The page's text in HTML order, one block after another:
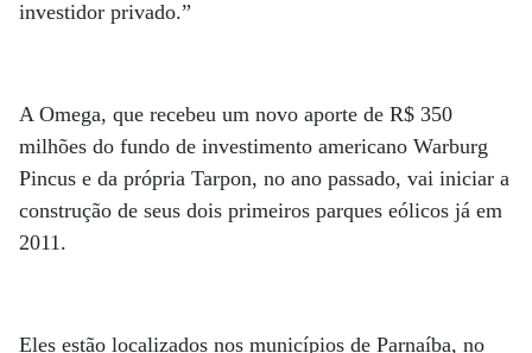
investidor privado.”
A Omega, que recebeu um novo aporte de R$ 350
milhões do fundo de investimento americano Warburg
Pincus e da própria Tarpon, no ano passado, vai iniciar a
construção de seus dois primeiros parques eólicos já em
2011.
Eles estão localizados nos municípios de Parnaíba, no